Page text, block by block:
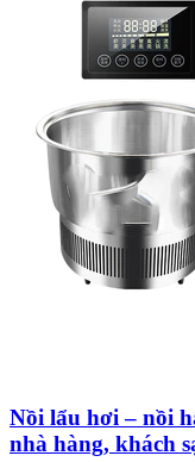
Nồi lẩu hơi – nồi
nhà hàng, khách